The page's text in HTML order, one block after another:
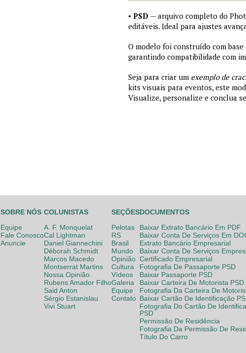
• PSD — arquivo completo do
editáveis. Ideal para ajustes
O modelo foi construído com
garantindo compatibilidade com
Seja para criar um exemplo de
kits visuais para eventos, este
Visualize, personalize e conclua
SOBRE NÓS
Equipe
Fale Conosco
Anuncie
COLUNISTAS
A. F. Monquelat
Cal Lightman
Daniel Giannechini
Déborah Schmidt
Marcos Macedo
Montserrat Martins
Nossa Opinião
Rubens Amador Filho
Said Anton
Sérgio Estanislau
Vivi Stuart
SEÇÕES
Pelotas
RS
Brasil
Mundo
Opinião
Cultura
Vídeos
Galeria
Equipe
Contato
DOCUMENTOS
Baixar Extrato Bancário Em PDF
Baixar Conta De Serviços Em
Extrato Bancário Empresarial
Baixar Conta De Serviços
Certificado Empresarial
Fotografia De Passaporte PSD
Baixar Passaporte PSD
Baixar Carteira De Motorista PSD
Fotografia Da Carteira De
Baixar Cartão De Identificação
Fotografia Do Cartão De
PSD
Permissão De Residência
Fotografia Da Permissão De
Título Do Carro